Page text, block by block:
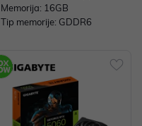
Memorija: 16GB
Tip memorije: GDDR6